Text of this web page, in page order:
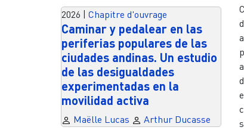
2026 | Chapitre d'ouvrage
Caminar y pedalear en las
periferias populares de las
ciudades andinas. Un estudio
de las desigualdades
experimentadas en la
movilidad activa
Maëlle Lucas
Arthur Ducasse